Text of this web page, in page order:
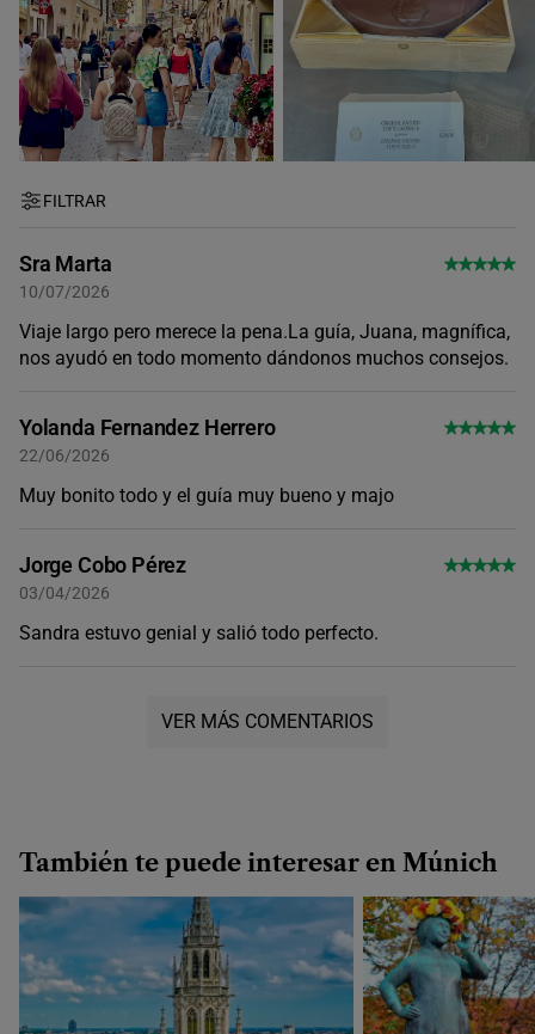
FILTRAR
Sra Marta
10/07/2026
Viaje largo pero merece la pena.La guía, Juana, magnífica,
nos ayudó en todo momento dándonos muchos consejos.
Yolanda Fernandez Herrero
22/06/2026
Muy bonito todo y el guía muy bueno y majo
Jorge Cobo Pérez
03/04/2026
Sandra estuvo genial y salió todo perfecto.
VER MÁS COMENTARIOS
También te puede interesar en Múnich